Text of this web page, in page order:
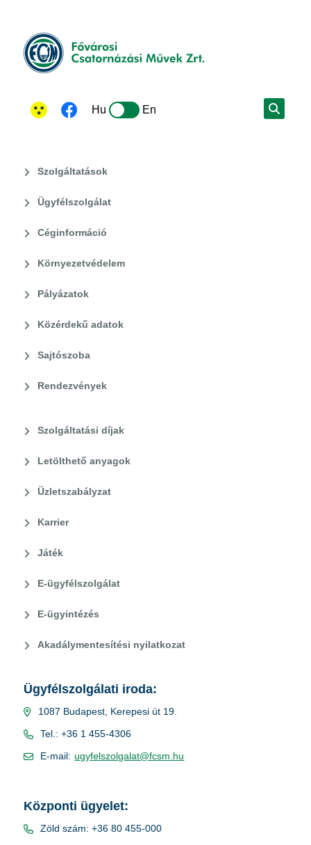
Hu En
Szolgáltatások
Ügyfélszolgálat
Céginformáció
Környezetvédelem
Pályázatok
Közérdekű adatok
Sajtószoba
Rendezvények
Szolgáltatási díjak
Letölthető anyagok
Üzletszabályzat
Karrier
Játék
E-ügyfélszolgálat
E-ügyintézés
Akadálymentesítési nyilatkozat
Ügyfélszolgálati iroda:
1087 Budapest, Kerepesi út 19.
Tel.: +36 1 455-4306
E-mail: ugyfelszolgalat@fcsm.hu
Központi ügyelet:
Zöld szám: +36 80 455-000